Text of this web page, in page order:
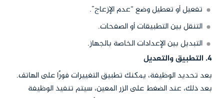
تفعيل أو تعطيل وضع “عدم الإزعاج”.
التنقل بين التطبيقات أو الصفحات.
التبديل بين الإعدادات الخاصة بالجهاز.
4. التطبيق والتعديل
بعد تحديد الوظيفة، يمكنك تطبيق التغييرات فورًا على الهاتف.
بعد ذلك، عند الضغط على الزر المعين، سيتم تنفيذ الوظيفة